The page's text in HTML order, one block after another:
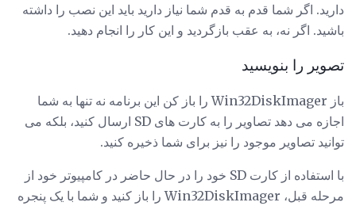
دارید. اگر شما قدم به قدم شما نیاز دارید باید این نصب را داشته
باشید. اگر نه، به عقب بازگردید و این کار را انجام دهید.
تصویر را بنویسید
باز Win32DiskImager را باز کن این برنامه نه تنها به شما
اجازه می دهد تصاویر را به کارت های SD ارسال کنید، بلکه می
توانید تصاویر موجود را نیز برای شما ذخیره کنید.
با استفاده از کارت SD خود را در حال حاضر در کامپیوتر خود از
مرحله قبل، Win32DiskImager را باز کنید و شما با یک پنجره